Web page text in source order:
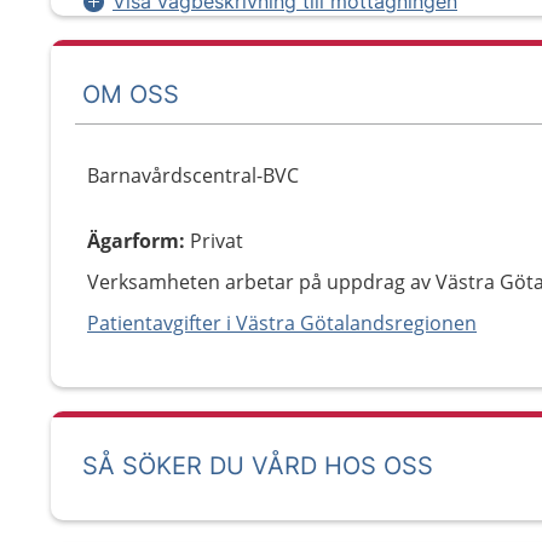
OM OSS
Barnavårdscentral-BVC
Ägarform: Privat
Verksamheten arbetar på uppdrag av Västra
Patientavgifter i Västra Götalandsregionen
SÅ SÖKER DU VÅRD HOS OSS